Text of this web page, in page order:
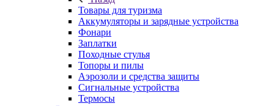
Товары для туризма
Аккумуляторы и зарядные устройства
Фонари
Заплатки
Походные стулья
Топоры и пилы
Аэрозоли и средства защиты
Сигнальные устройства
Термосы